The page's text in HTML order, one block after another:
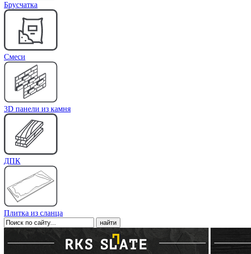
Брусчатка
Cмеси
3D панели из камня
ДПК
Плитка из сланца